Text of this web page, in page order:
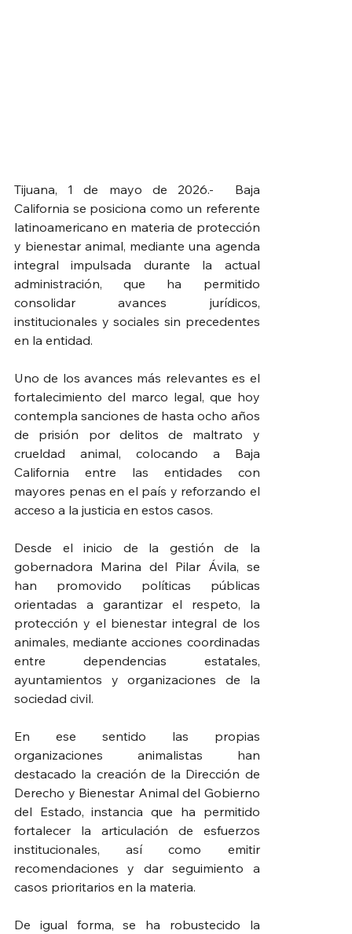
Tijuana, 1 de mayo de 2026.-  Baja
California se posiciona como un referente
latinoamericano en materia de protección
y bienestar animal, mediante una agenda
integral impulsada durante la actual
administración, que ha permitido
consolidar avances jurídicos,
institucionales y sociales sin precedentes
en la entidad.
Uno de los avances más relevantes es el
fortalecimiento del marco legal, que hoy
contempla sanciones de hasta ocho años
de prisión por delitos de maltrato y
crueldad animal, colocando a Baja
California entre las entidades con
mayores penas en el país y reforzando el
acceso a la justicia en estos casos.
Desde el inicio de la gestión de la
gobernadora Marina del Pilar Ávila, se
han promovido políticas públicas
orientadas a garantizar el respeto, la
protección y el bienestar integral de los
animales, mediante acciones coordinadas
entre dependencias estatales,
ayuntamientos y organizaciones de la
sociedad civil.
En ese sentido las propias
organizaciones animalistas han
destacado la creación de la Dirección de
Derecho y Bienestar Animal del Gobierno
del Estado, instancia que ha permitido
fortalecer la articulación de esfuerzos
institucionales, así como emitir
recomendaciones y dar seguimiento a
casos prioritarios en la materia.
De igual forma, se ha robustecido la